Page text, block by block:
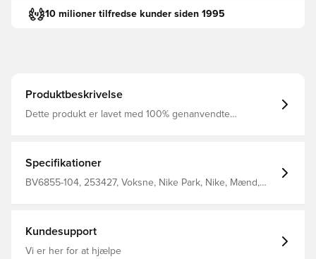
10 milioner tilfredse kunder siden 1995
Produktbeskrivelse
Dette produkt er lavet med 100% genanvendte
mesh, som er med til at øge åndbarheden Regular fit
Fremstillet i 100% polyester.
Specifikationer
BV6855-104, 253427, Voksne, Nike Park, Nike, Mænd,
Kundesupport
Vi er her for at hjælpe